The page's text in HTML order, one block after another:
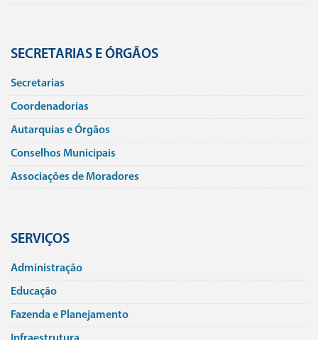
SECRETARIAS E ÓRGÃOS
Secretarias
Coordenadorias
Autarquias e Órgãos
Conselhos Municipais
Associações de Moradores
SERVIÇOS
Administração
Educação
Fazenda e Planejamento